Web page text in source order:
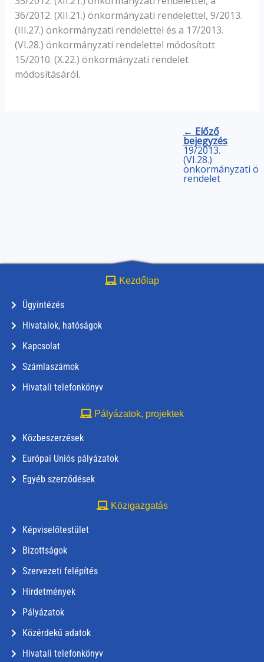
36/2012. (XII.21.) önkormányzati rendelettel, 9/2013.
(III.27.) önkormányzati rendelettel és a 17/2013.
(VI.28.) önkormányzati rendelettel módosított
15/2010. (X.22.) önkormányzati rendelet
módosításáról.
← Előző
bejegyzés
19/2013.
(VI.28.)
önkormányzati
rendelet
Kezdőlap
Ügyintézés
Hivatalok, hatóságok
Kapcsolat
Számlaszámok
Hivatali telefonkönyv
Pályázatok, projektek
Közbeszerzések
Európai Uniós pályázatok
Egyéb szerződések
Közigazgatás
Képviselőtestület
Bizottságok
Szervezeti felépítés
Hirdetmények
Pályázatok
Közérdekű adatok
Hivatali telefonkönyv